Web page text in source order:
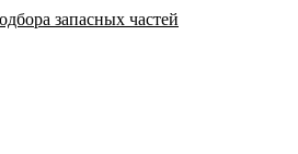
запасных частей